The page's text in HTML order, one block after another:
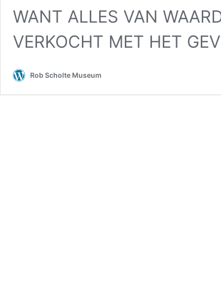
WANT ALLES VAN
VERKOCHT MET HET
Rob Scholte Museum